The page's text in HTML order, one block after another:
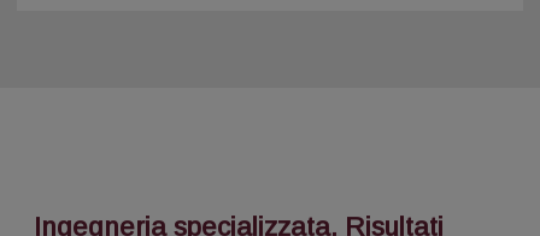
Ingegneria specializzata. Risultati